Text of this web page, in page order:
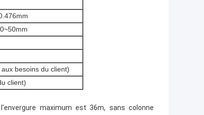
besoins du client)
client)
maximum est 36m, sans colonne